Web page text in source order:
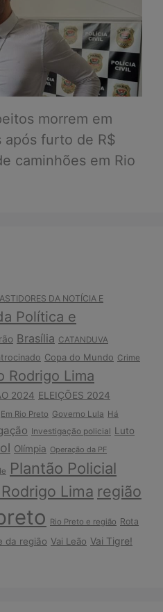
morrem em
após furto de R$
caminhões em Rio
DA NOTÍCIA E
Política e
Brasília CATANDUVA
Copa do Mundo Crime
Rodrigo Lima
2024 ELEIÇÕES 2024
Em Rio Preto Governo Lula Há
Investigação policial Luto
Olímpia Operação da PF
Plantão Policial
Lima região
Rio Preto e região Rota
da região Vai Leão Vai Tigre!